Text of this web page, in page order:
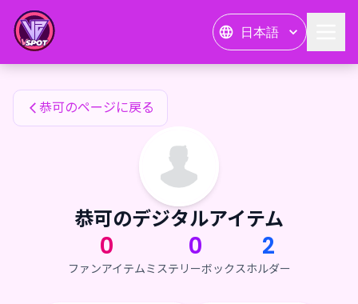
日本語
恭可のファンアイテム
恭可のページに戻る
恭可のデジタルアイテム
0
ファンアイテム
0
ミステリーボックス
2
ホルダー
恭可のファンアイテム — 24karat